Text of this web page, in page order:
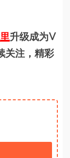
升级成为V
关注，精彩